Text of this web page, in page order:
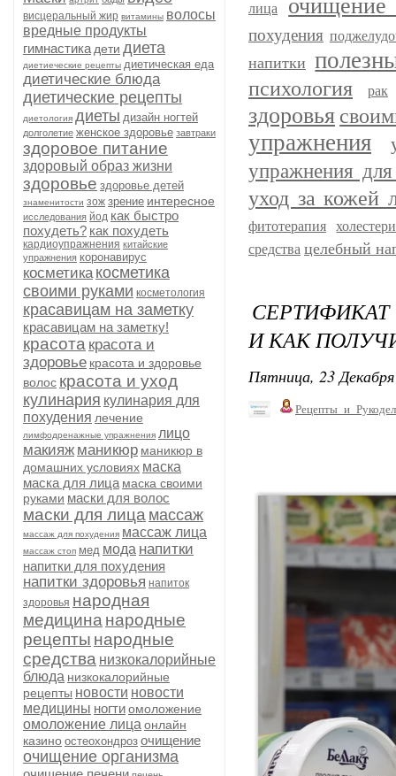
висцеральный жир витамины волосы
вредные продукты
гимнастика дети диета
диетиеческие рецепты диетическая еда
диетические блюда
диетические рецепты
диетология диеты дизайн ногтей
долголетие женское здоровье завтраки
здоровое питание
здоровый образ жизни
здоровье здоровье детей
знаменитости зож зрение интересное
исследования йод как быстро
похудеть? как похудеть
кардиоупражнения китайские
упражнения коронавирус
косметика косметика
своими руками косметология
красавицам на заметку
красавицам на заметку!
красота красота и
здоровье красота и здоровье
волос красота и уход
кулинария кулинария для
похудения лечение
лимфодренажные упражнения лицо
макияж маникюр маникюр в
домашних условиях маска
маска для лица маска своими
руками маски для волос
маски для лица массаж
массаж для похудения массаж лица
массаж стоп мед мода напитки
напитки для похудения
напитки здоровья напиток
здоровья народная
медицина народные
рецепты народные
средства низкокалорийные
блюда низкокалорийные
рецепты новости новости
медицины ногтиомоложение
омоложение лица онлайн
казино остеохондроз очищение
очищение организма
лица очищение
похудения
напитки
психология рак
здоровья
упражнения
упражнения
уход за кожей
фитотерапия
средства целебный
И КАК
Пятница, 23